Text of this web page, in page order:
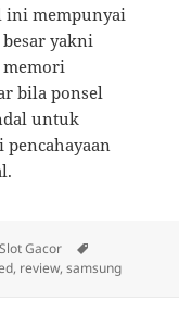
ini mempunyai
yakni
memori
bila ponsel
untuk
Categories
Slot Gacor
, review,samsung